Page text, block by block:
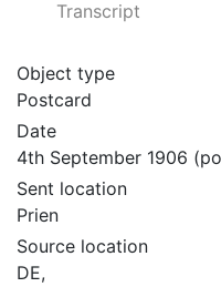
Transcript
Object type
Postcard
Date
4th September 1906
Sent location
Prien
Source location
DE,